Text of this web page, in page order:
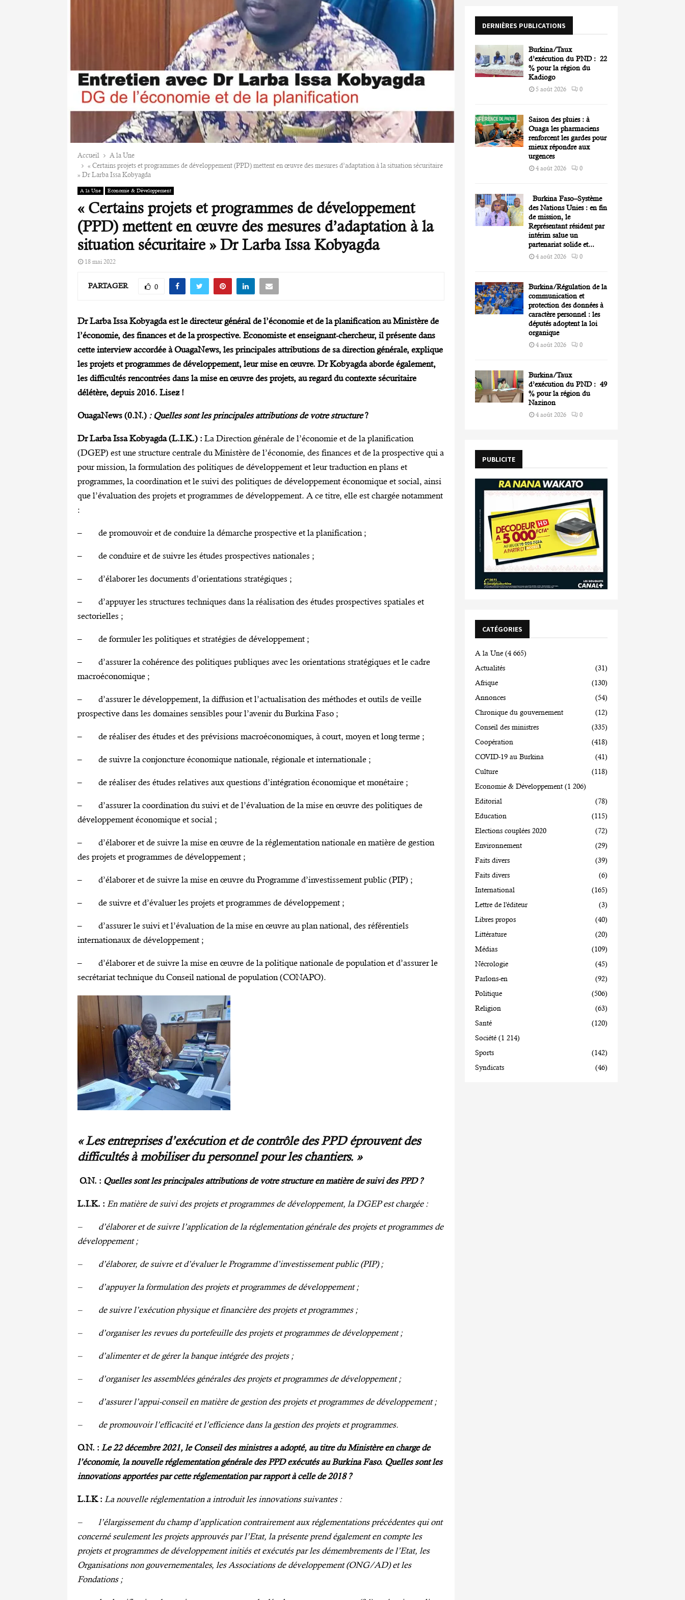
Accueil
A la Une
« Certains projets et programmes de développement (PPD) mettent en œuvre des mesures d’adaptation à la situation sécuritaire
» Dr Larba Issa Kobyagda
A la Une Economie & Développement
« Certains projets et programmes de développement
(PPD) mettent en œuvre des mesures d’adaptation à la
situation sécuritaire » Dr Larba Issa Kobyagda
18 mai 2022
PARTAGER 0
Dr Larba Issa Kobyagda est le directeur général de l’économie et de la planification au Ministère de
l’économie, des finances et de la prospective. Economiste et enseignant-chercheur, il présente dans
cette interview accordée à OuagaNews, les principales attributions de sa direction générale, explique
les projets et programmes de développement, leur mise en œuvre. Dr Kobyagda aborde également,
les difficultés rencontrées dans la mise en œuvre des projets, au regard du contexte sécuritaire
délétère, depuis 2016. Lisez !
OuagaNews (0.N.) : Quellessontles principales attributions de votre structure?
Dr Larba Issa Kobyagda (L.I.K.) : La Direction générale de l’économie et de la planification
(DGEP) est une structure centrale du Ministère de l’économie, des finances et de la prospective qui a
pour mission, la formulation des politiques de développement et leur traduction en plans et
programmes, la coordination et le suivi des politiques de développement économique et social, ainsi
que l’évaluation des projets et programmes de développement. A ce titre, elle est chargée notamment
:
– de promouvoir et de conduire la démarche prospective et la planification ;
– de conduire et de suivre les études prospectives nationales ;
– d’élaborer les documents d’orientations stratégiques ;
– d’appuyer les structures techniques dans la réalisation des études prospectives spatiales et
sectorielles ;
– de formuler les politiques et stratégies de développement ;
– d’assurer la cohérence des politiques publiques avec les orientations stratégiques et le cadre
macroéconomique ;
– d’assurer le développement, la diffusion et l’actualisation des méthodes et outils de veille
prospective dans les domaines sensibles pour l’avenir du Burkina Faso ;
– de réaliser des études et des prévisions macroéconomiques, à court, moyen et long terme ;
– de suivre la conjoncture économique nationale, régionale et internationale ;
– de réaliser des études relatives aux questions d’intégration économique et monétaire ;
– d’assurer la coordination du suivi et de l’évaluation de la mise en œuvre des politiques de
développement économique et social ;
– d’élaborer et de suivre la mise en œuvre de la réglementation nationale en matière de gestion
des projets et programmes de développement ;
– d’élaborer et de suivre la mise en œuvre du Programme d’investissement public (PIP) ;
– de suivre et d’évaluer les projets et programmes de développement ;
– d’assurer le suivi et l’évaluation de la mise en œuvre au plan national, des référentiels
internationaux de développement ;
– d’élaborer et de suivre la mise en œuvre de la politique nationale de population et d’assurer le
secrétariat technique du Conseil national de population (CONAPO).
« Les entreprises d’exécution et de contrôle des PPD éprouvent des
difficultés à mobiliser du personnel pour les chantiers. »
O.N. : Quellessontles principales attributions de votre structure en matière de suivides PPD ?
L.I.K. : En matière de suivi des projets et programmes de développement, la DGEP est chargée :
– d’élaborer et de suivre l’application de la réglementation générale des projets et programmes de
développement ;
– d’élaborer, de suivre et d’évaluer le Programme d’investissement public (PIP) ;
– d’appuyer la formulation des projets et programmes de développement ;
– de suivre l’exécution physique et financière des projets et programmes ;
– d’organiser les revues du portefeuille des projets et programmes de développement ;
– d’alimenter et de gérer la banque intégrée des projets ;
– d’organiserles assemblées générales des projets et programmes de développement ;
– d’assurer l’appui-conseil en matière de gestion des projets et programmes de développement ;
– de promouvoir l’efficacité et l’efficience dans la gestion des projets et programmes.
O.N. : Le 22 décembre 2021, le Conseil des ministres a adopté, au titre du Ministère en charge de
l’économie, la nouvelle réglementation générale des PPD exécutés au Burkina Faso. Quelles sont les
innovations apportées par cette réglementation par rapport à celle de 2018 ?
L.I.K : La nouvelle réglementation a introduit les innovations suivantes :
– l’élargissement du champ d’application contrairement aux réglementations précédentes qui ont
concerné seulement les projets approuvés par l’Etat, la présente prend également en compte les
projets et programmes de développement initiés et exécutés par les démembrements de l’Etat, les
Organisations non gouvernementales, les Associations de développement (ONG/AD) et les
Fondations ;
r
H
DERNIÈRES PUBLICATIONS
Burkina/Taux
d’exécution du PND : 22
% pour la région du
Kadiogo
5 août 2026 0
Saison des pluies : à
Ouaga les pharmaciens
renforcent les gardes pour
mieux répondre aux
urgences
4 août 2026 0
Burkina Faso–Système
des Nations Unies : en fin
de mission, le
Représentant résident par
intérim salue un
partenariat solide et...
4 août 2026 0
Burkina/Régulation de la
communication et
protection des données à
caractère personnel : les
députés adoptent la loi
organique
4 août 2026 0
Burkina/Taux
d’exécution du PND : 49
% pour la région du
Nazinon
4 août 2026 0
PUBLICITE
CATÉGORIES
A la Une (4 665)
Actualités
(31)
Afrique
(130)
Annonces
(54)
Chronique du gouvernement
(12)
Conseil des ministres
(335)
Coopération
(418)
COVID-19 au Burkina
(41)
Culture
(118)
Economie & Développement (1 206)
Editorial
(78)
Education
(115)
Elections couplées 2020
(72)
Environnement
(29)
Faits divers
(39)
Faits divers
(6)
International
(165)
Lettre de l'éditeur
(3)
Libres propos
(40)
Littérature
(20)
Médias
(109)
Nécrologie
(45)
Parlons-en
(92)
Politique
(506)
Religion
(63)
Santé
(120)
Société (1 214)
Sports
(142)
Syndicats
(46)